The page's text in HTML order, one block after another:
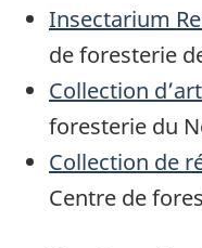
Insectarium
de foresterie
Collection
foresterie du
Collection de
Centre de